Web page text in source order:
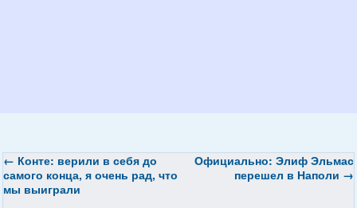
← Конте: верили в себя до
самого конца, я очень рад, что
мы выиграли
Официально: Элиф Эльмас
перешел в Наполи →